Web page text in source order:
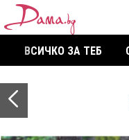
ВСИЧКО ЗА ТЕБ